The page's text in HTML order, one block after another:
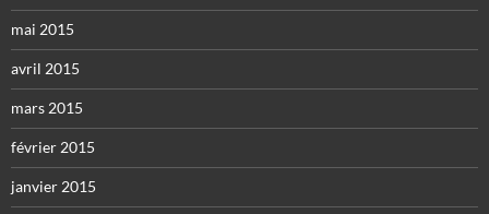
mai 2015
avril 2015
mars 2015
février 2015
janvier 2015